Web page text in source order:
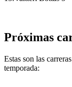
Próximas
Estas son las
temporada: